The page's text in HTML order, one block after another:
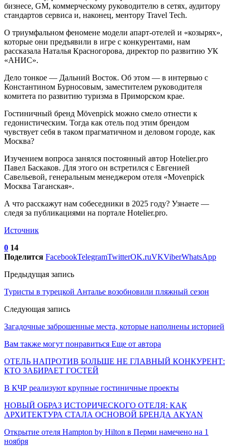
бизнесе, GM, коммерческому руководителю в сетях, аудитору
стандартов сервиса и, наконец, ментору Travel Tech.
О триумфальном феномене модели апарт-отелей и «козырях»,
которые они предъявили в игре с конкурентами, нам
рассказала Наталья Красногорова, директор по развитию УК
«АНИС».
Дело тонкое — Дальний Восток. Об этом — в интервью с
Константином Бурносовым, заместителем руководителя
комитета по развитию туризма в Приморском крае.
Гостиничный бренд Mövenpick можно смело отнести к
гедонистическим. Тогда как отель под этим брендом
чувствует себя в таком прагматичном и деловом городе, как
Москва?
Изучением вопроса занялся постоянный автор Hotelier.pro
Павел Баскаков. Для этого он встретился с Евгенией
Савельевой, генеральным менеджером отеля «Movenpick
Москва Таганская».
А что расскажут нам собеседники в 2025 году? Узнаете —
следя за публикациями на портале Hotelier.pro.
Источник
0 14
Поделится FacebookTelegramTwitterOK.ruVKViberWhatsApp
Предыдущая запись
Туристы в турецкой Анталье возобновили пляжный сезон
Следующая запись
Загадочные заброшенные места, которые наполнены историей
Вам также могут понравиться Еще от автора
ОТЕЛЬ НАПРОТИВ БОЛЬШЕ НЕ ГЛАВНЫЙ КОНКУРЕНТ:
КТО ЗАБИРАЕТ ГОСТЕЙ
В КЧР реализуют крупные гостиничные проекты
НОВЫЙ ОБРАЗ ИСТОРИЧЕСКОГО ОТЕЛЯ: КАК
АРХИТЕКТУРА СТАЛА ОСНОВОЙ БРЕНДА AKYAN
Открытие отеля Hampton by Hilton в Перми намечено на 1
ноября